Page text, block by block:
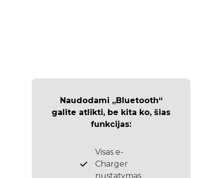
Naudodami „Bluetooth“
galite atlikti, be kita ko, šias
funkcijas:
Visas e-
Charger
nustatymas